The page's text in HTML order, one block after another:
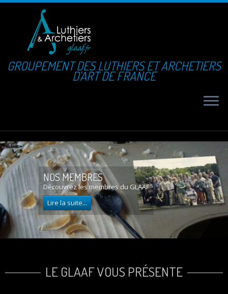
GROUPEMENT DES LUTHIERS ET ARCHETIERS
D'ART DE FRANCE
L'ART DE LA LUTHERIE
En savoir plus...
LE GLAAF VOUS PRÉSENTE